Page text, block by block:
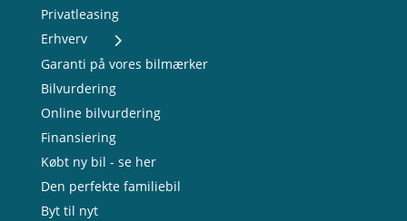
Privatleasing
Erhverv
- Nye varebiler
- Brugte varebiler
- Erhvervsleasing
- Testkørsel
- Serviceaftale
- Opladning
Garanti på vores bilmærker
Bilvurdering
Online bilvurdering
Finansiering
Købt ny bil - se her
Den perfekte familiebil
Byt til nyt